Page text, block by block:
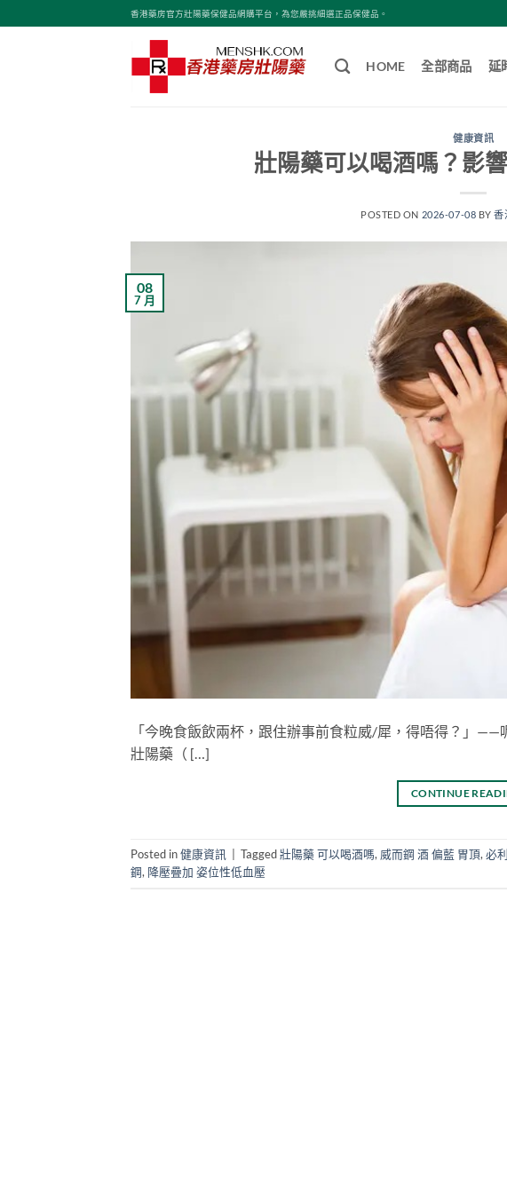
to
香港藥房官方壯陽藥保健品網購平台，為您嚴挑細選正品保健品。
HOME 全部商品 延
健康資訊
壯陽藥可以喝酒嗎？影
POSTED ON 2026-07-08 BY香
08
7 月
「今晚食飯飲兩杯，跟住辦事前食粒威/犀，得唔得？」——
壯陽藥（ […]
CONTINUE
Posted in健康資訊 Tagged壯陽藥 可以喝酒嗎, 威而鋼 酒 偏藍 胃頂, 必
鋼, 降壓疊加 姿位性低血壓